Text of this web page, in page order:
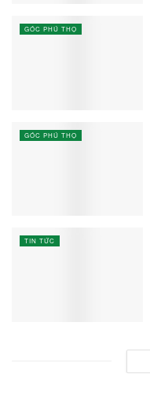
GÓC PHÚ THỌ
GÓC PHÚ THỌ
TIN TỨC